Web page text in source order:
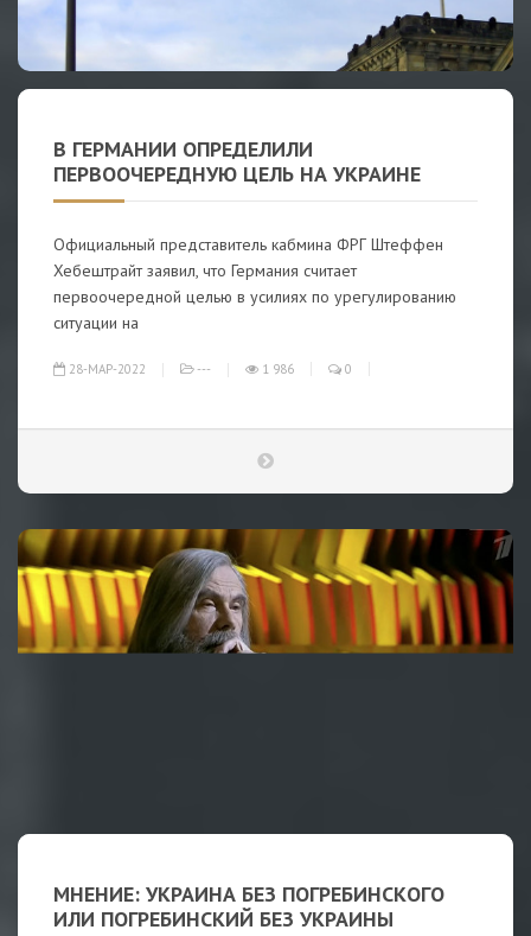
В ГЕРМАНИИ ОПРЕДЕЛИЛИ
ПЕРВООЧЕРЕДНУЮ ЦЕЛЬ НА УКРАИНЕ
Официальный представитель кабмина ФРГ Штеффен
Хебештрайт заявил, что Германия считает
первоочередной целью в усилиях по урегулированию
ситуации на
28-МАР-2022 --- 1 986 0
МНЕНИЕ: УКРАИНА БЕЗ ПОГРЕБИНСКОГО
ИЛИ ПОГРЕБИНСКИЙ БЕЗ УКРАИНЫ